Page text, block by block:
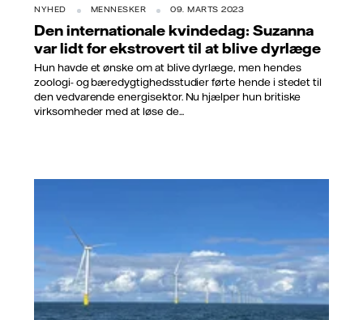
NYHED MENNESKER 09. MARTS 2023
Den internationale kvindedag: Suzanna
var lidt for ekstrovert til at blive dyrlæge
Hun havde et ønske om at blive dyrlæge, men hendes
zoologi- og bæredygtighedsstudier førte hende i stedet til
den vedvarende energisektor. Nu hjælper hun britiske
virksomheder med at løse de...